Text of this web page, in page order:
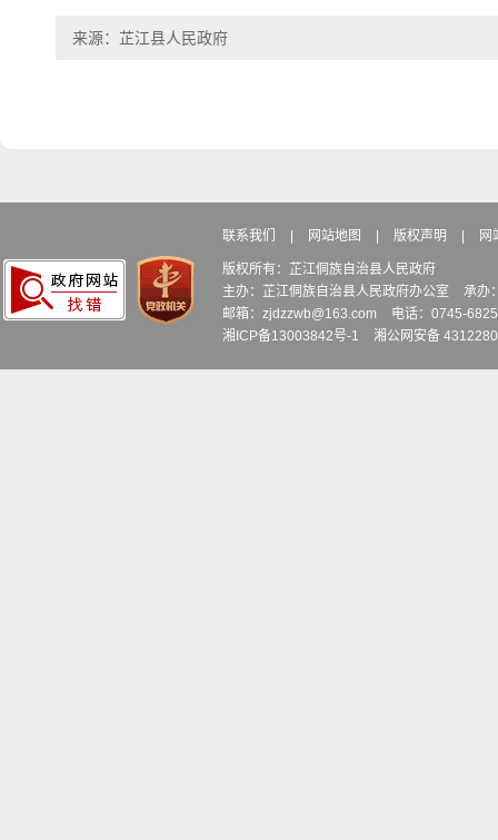
来源：芷江县人民政府
联系我们 网站地图 版权声明 网
版权所有：芷江侗族自治县人民政府
主办：芷江侗族自治县人民政府办公室
承办
邮箱：zjdzzwb@163.com
电话：0745-
湘ICP备13003842号-1
湘公网安备